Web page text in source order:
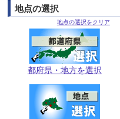
地点の選択
地点の選択をクリア
都府県・地方を選択